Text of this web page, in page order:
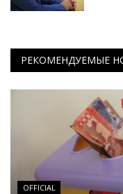
РЕКОМЕНДУЕМЫЕ
OFFICIAL